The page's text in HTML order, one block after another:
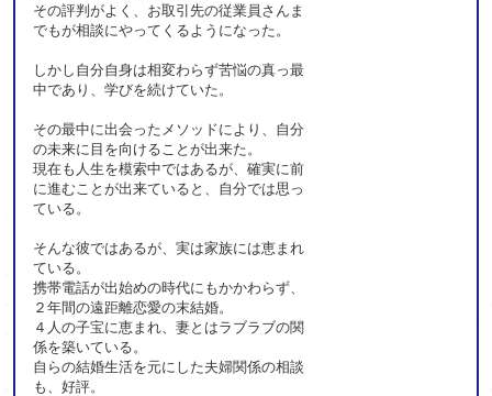
その評判がよく、お取引先の従業員さんま
でもが相談にやってくるようになった。
しかし自分自身は相変わらず苦悩の真っ最
中であり、学びを続けていた。
その最中に出会ったメソッドにより、自分
の未来に目を向けることが出来た。
現在も人生を模索中ではあるが、確実に前
に進むことが出来ていると、自分では思っ
ている。
そんな彼ではあるが、実は家族には恵まれ
ている。
携帯電話が出始めの時代にもかかわらず、
２年間の遠距離恋愛の末結婚。
４人の子宝に恵まれ、妻とはラブラブの関
係を築いている。
自らの結婚生活を元にした夫婦関係の相談
も、好評。